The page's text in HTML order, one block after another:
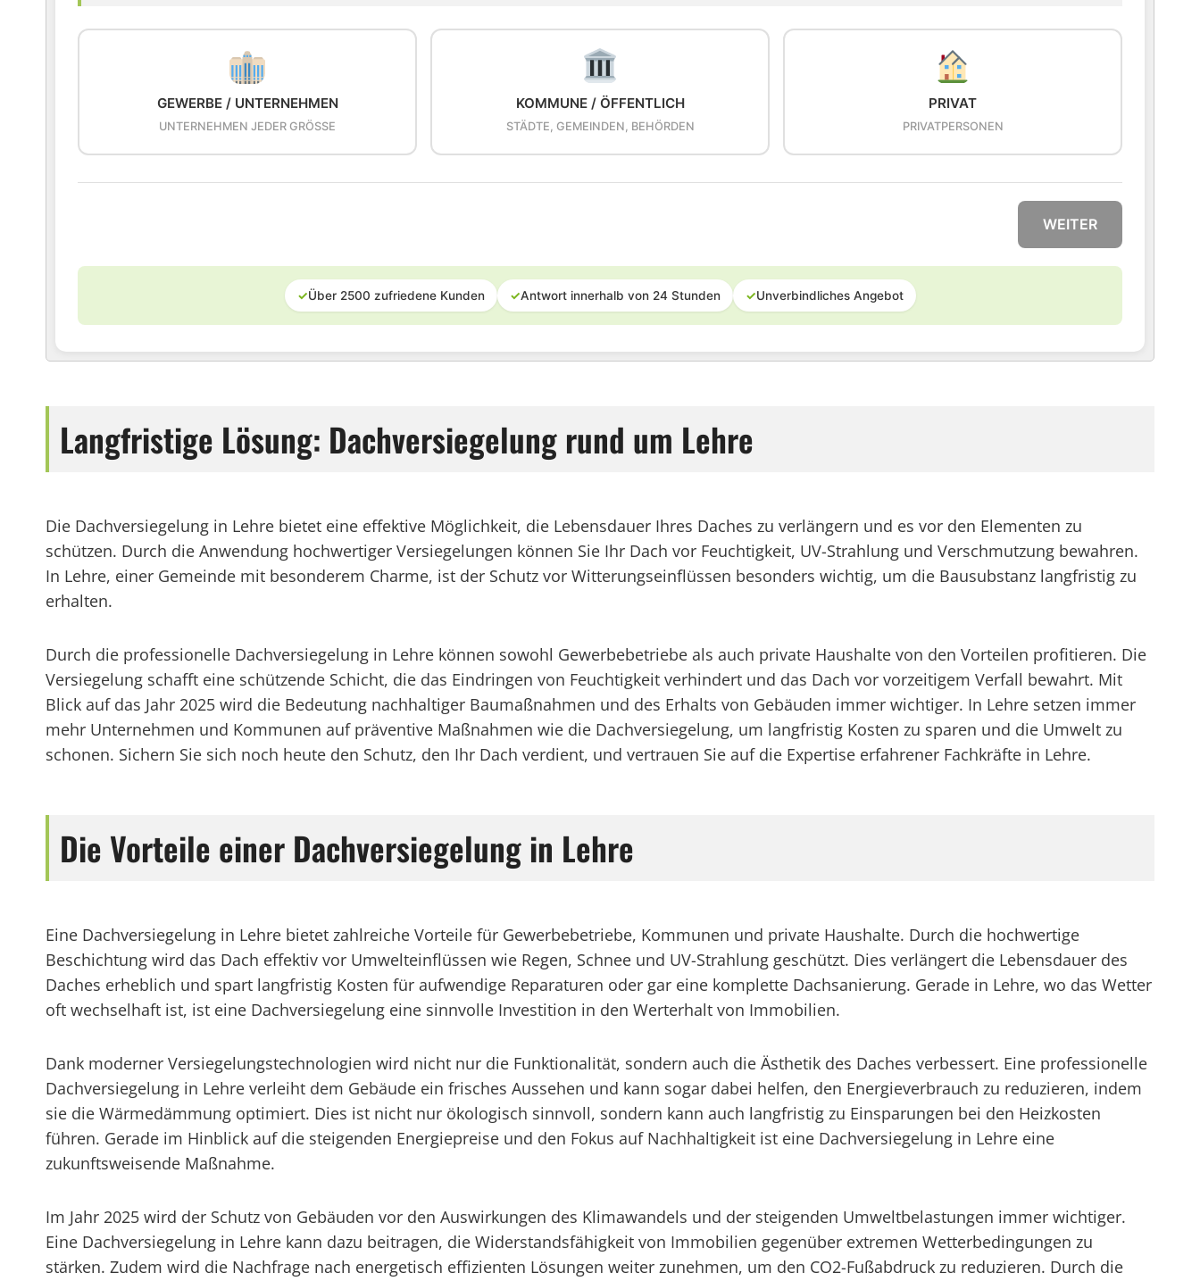
GEWERBE / UNTERNEHMEN
UNTERNEHMEN JEDER GRÖSSE
KOMMUNE / ÖFFENTLICH
STÄDTE, GEMEINDEN, BEHÖRDEN
PRIVAT
PRIVATPERSONEN
WEITER
✓Über 2500 zufriedene Kunden ✓Antwort innerhalb von 24 Stunden ✓Unverbindliches Angebot
Langfristige Lösung: Dachversiegelung rund um Lehre
Die Dachversiegelung in Lehre bietet eine effektive Möglichkeit, die Lebensdauer Ihres Daches zu verlängern und es vor den Elementen zu
schützen. Durch die Anwendung hochwertiger Versiegelungen können Sie Ihr Dach vor Feuchtigkeit, UV-Strahlung und Verschmutzung bewahren.
In Lehre, einer Gemeinde mit besonderem Charme, ist der Schutz vor Witterungseinflüssen besonders wichtig, um die Bausubstanz langfristig zu
erhalten.
Durch die professionelle Dachversiegelung in Lehre können sowohl Gewerbebetriebe als auch private Haushalte von den Vorteilen profitieren. Die
Versiegelung schafft eine schützende Schicht, die das Eindringen von Feuchtigkeit verhindert und das Dach vor vorzeitigem Verfall bewahrt. Mit
Blick auf das Jahr 2025 wird die Bedeutung nachhaltiger Baumaßnahmen und des Erhalts von Gebäuden immer wichtiger. In Lehre setzen immer
mehr Unternehmen und Kommunen auf präventive Maßnahmen wie die Dachversiegelung, um langfristig Kosten zu sparen und die Umwelt zu
schonen. Sichern Sie sich noch heute den Schutz, den Ihr Dach verdient, und vertrauen Sie auf die Expertise erfahrener Fachkräfte in Lehre.
Die Vorteile einer Dachversiegelung in Lehre
Eine Dachversiegelung in Lehre bietet zahlreiche Vorteile für Gewerbebetriebe, Kommunen und private Haushalte. Durch die hochwertige
Beschichtung wird das Dach effektiv vor Umwelteinflüssen wie Regen, Schnee und UV-Strahlung geschützt. Dies verlängert die Lebensdauer des
Daches erheblich und spart langfristig Kosten für aufwendige Reparaturen oder gar eine komplette Dachsanierung. Gerade in Lehre, wo das Wetter
oft wechselhaft ist, ist eine Dachversiegelung eine sinnvolle Investition in den Werterhalt von Immobilien.
Dank moderner Versiegelungstechnologien wird nicht nur die Funktionalität, sondern auch die Ästhetik des Daches verbessert. Eine professionelle
Dachversiegelung in Lehre verleiht dem Gebäude ein frisches Aussehen und kann sogar dabei helfen, den Energieverbrauch zu reduzieren, indem
sie die Wärmedämmung optimiert. Dies ist nicht nur ökologisch sinnvoll, sondern kann auch langfristig zu Einsparungen bei den Heizkosten
führen. Gerade im Hinblick auf die steigenden Energiepreise und den Fokus auf Nachhaltigkeit ist eine Dachversiegelung in Lehre eine
zukunftsweisende Maßnahme.
Im Jahr 2025 wird der Schutz von Gebäuden vor den Auswirkungen des Klimawandels und der steigenden Umweltbelastungen immer wichtiger.
Eine Dachversiegelung in Lehre kann dazu beitragen, die Widerstandsfähigkeit von Immobilien gegenüber extremen Wetterbedingungen zu
stärken. Zudem wird die Nachfrage nach energetisch effizienten Lösungen weiter zunehmen, um den CO2-Fußabdruck zu reduzieren. Durch die